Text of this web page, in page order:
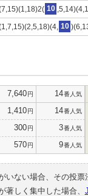
10
10
7,640円 14番人気
1,410円 14番人気
300円 3番人気
570円 9番人気
いない場合、その投
著しく集中した場合、